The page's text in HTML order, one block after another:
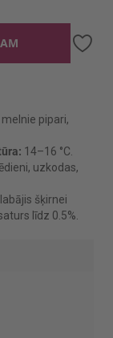
pipari,
14–16 °C.
uzkodas,
šķirnei
līdz 0.5%.